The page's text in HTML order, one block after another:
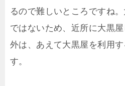
るので難しいところですね
ではないため、近所に大黒
外は、あえて大黒屋を利用
す。